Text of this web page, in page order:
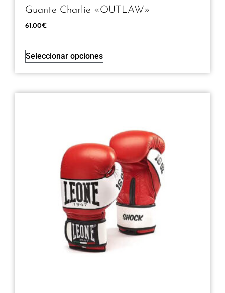
Guante Charlie «OUTLAW»
61.00€
Seleccionar opciones